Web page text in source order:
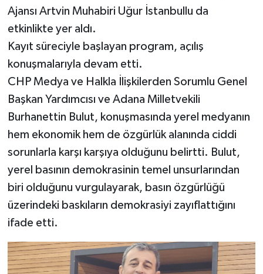
Ajansı Artvin Muhabiri Uğur İstanbullu da
etkinlikte yer aldı.
Kayıt süreciyle başlayan program, açılış
konuşmalarıyla devam etti.
CHP Medya ve Halkla İlişkilerden Sorumlu Genel
Başkan Yardımcısı ve Adana Milletvekili
Burhanettin Bulut, konuşmasında yerel medyanın
hem ekonomik hem de özgürlük alanında ciddi
sorunlarla karşı karşıya olduğunu belirtti. Bulut,
yerel basının demokrasinin temel unsurlarından
biri olduğunu vurgulayarak, basın özgürlüğü
üzerindeki baskıların demokrasiyi zayıflattığını
ifade etti.